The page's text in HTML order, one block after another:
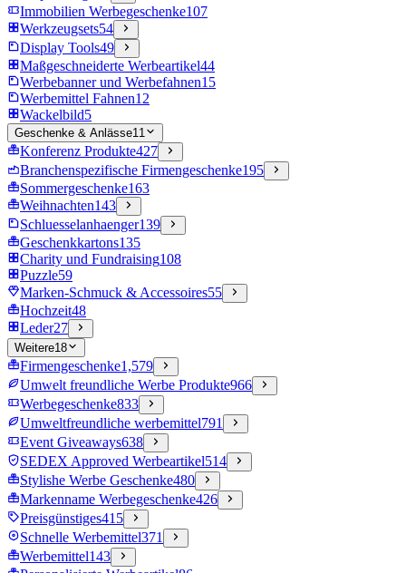
Immobilien Werbegeschenke107
Werkzeugsets54
Display Tools49
Maßgeschneiderte Werbeartikel44
Werbebanner und Werbefahnen15
Werbemittel Fahnen12
Wackelbild5
Geschenke & Anlässe11
Konferenz Produkte427
Branchenspezifische Firmengeschenke195
Sommergeschenke163
Weihnachten143
Schluesselanhaenger139
Geschenkkartons135
Charity und Fundraising108
Puzzle59
Marken-Schmuck & Accessoires55
Hochzeit48
Leder27
Weitere18
Firmengeschenke1,579
Umwelt freundliche Werbe Produkte966
Werbegeschenke833
Umweltfreundliche werbemittel791
Event Giveaways638
SEDEX Approved Werbeartikel514
Stylishe Werbe Geschenke480
Markenname Werbegeschenke426
Preisgünstiges415
Schnelle Werbemittel371
Werbemittel143